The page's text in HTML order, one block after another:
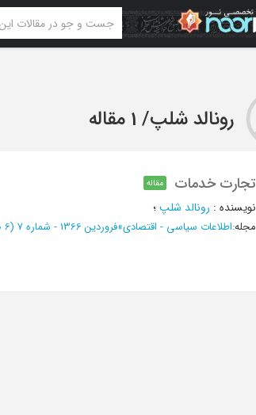
رونالد شلپ/ 1 مقاله
تجارت خدمات مقاله
نویسنده : رونالد شلپ؛
مجله:اطلاعات سیاسی - اقتصادی»فروردین 1366 - شماره 7 (‎6 صفحه -